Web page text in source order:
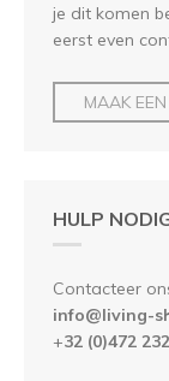
je dit komen
eerst even
MAAK
HULP
Contacteer
info@living-
+32 (0)472